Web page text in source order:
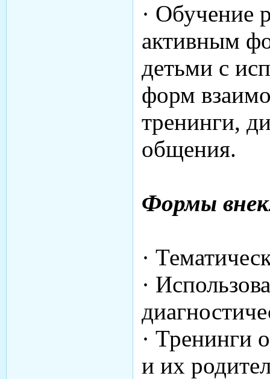
· Обучение
активным
детьми с
форм
тренинги,
общения.
Формы
·
·
· Тренинги
и их